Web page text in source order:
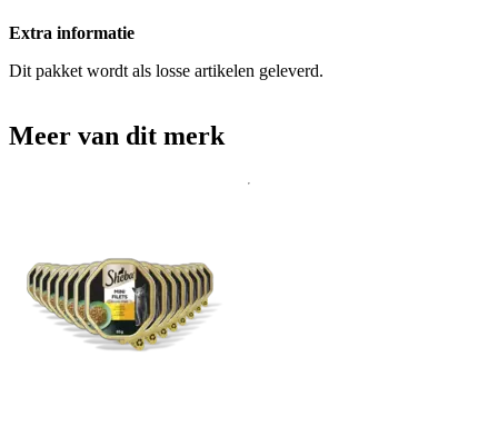
Extra informatie
Dit pakket wordt als losse artikelen geleverd.
Meer van dit merk